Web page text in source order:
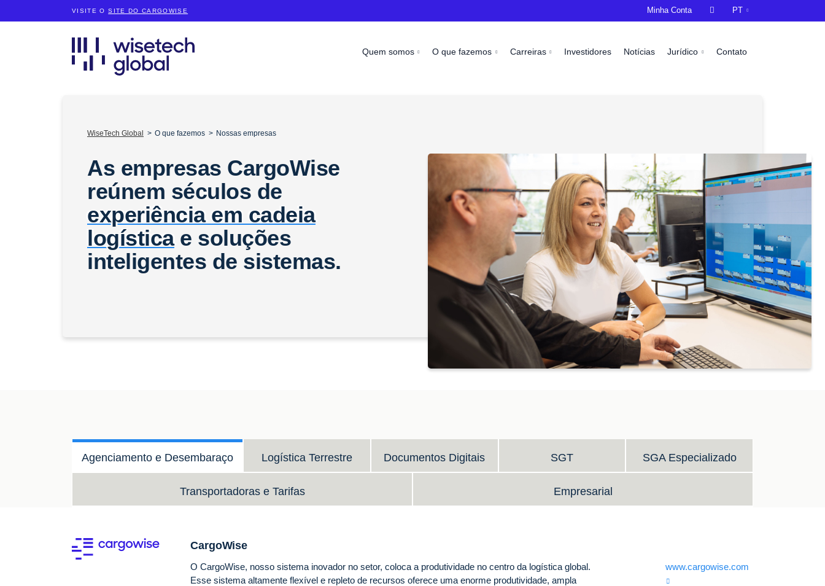
VISITE OSITE DO CARGOWISE
Quem somos O que fazemos Carreiras Investidores Notícias Jurídico Contato
Minha Conta  PT
WiseTech Global O que fazemos Nossas empresas
As empresas CargoWise
reúnem séculos de
experiência em cadeia
logísticae soluções
inteligentes de sistemas.
Agenciamento e Desembaraço Logística Terrestre Documentos Digitais SGT SGA Especializado
Transportadoras e Tarifas Empresarial
CargoWise
O CargoWise, nosso sistema inovador no setor, coloca a produtividade no centro da logística global.
Esse sistema altamente flexível e repleto de recursos oferece uma enorme produtividade, ampla
www.cargowise.com